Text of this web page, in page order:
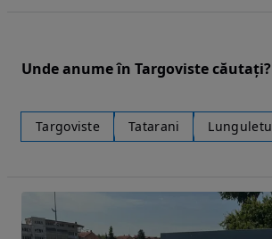
Unde anume în Targoviste căutați?
Targoviste Tatarani Lunguletu